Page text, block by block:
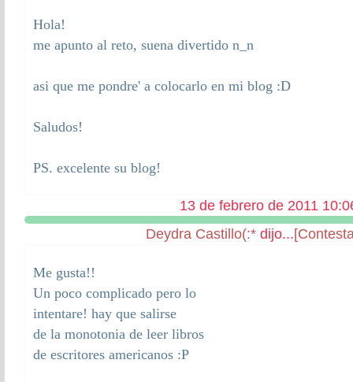
Hola!
me apunto al reto, suena divertido n_n
asi que me pondre' a colocarlo en mi blog :D
Saludos!
PS. excelente su blog!
13 de febrero de 2011
Deydra Castillo(:*dijo...
Me gusta!!
Un poco complicado pero lo
intentare! hay que salirse
de la monotonia de leer libros
de escritores americanos :P